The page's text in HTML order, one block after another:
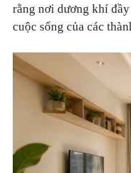
rằng nơi dương khí
cuộc sống của các